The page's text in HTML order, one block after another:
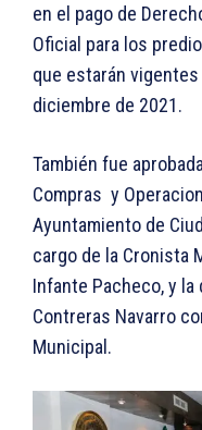
en el pago de
Oficial para los
que estarán
diciembre de 2021.
También fue
Compras y
Ayuntamiento de
cargo de la Cronista
Infante Pacheco, y la
Contreras Navarro
Municipal.